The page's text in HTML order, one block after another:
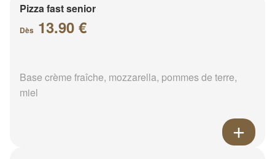
Pizza fast senior
Dès 13.90 €
Base crème fraîche, mozzarella, pommes de terre,
miel